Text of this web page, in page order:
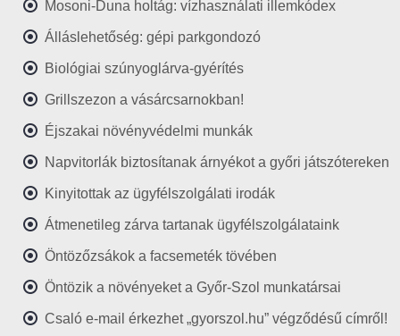
Mosoni-Duna holtág: vízhasználati illemkódex
Álláslehetőség: gépi parkgondozó
Biológiai szúnyoglárva-gyérítés
Grillszezon a vásárcsarnokban!
Éjszakai növényvédelmi munkák
Napvitorlák biztosítanak árnyékot a győri játszótereken
Kinyitottak az ügyfélszolgálati irodák
Átmenetileg zárva tartanak ügyfélszolgálataink
Öntözőzsákok a facsemeték tövében
Öntözik a növényeket a Győr-Szol munkatársai
Csaló e-mail érkezhet „gyorszol.hu” végződésű címről!